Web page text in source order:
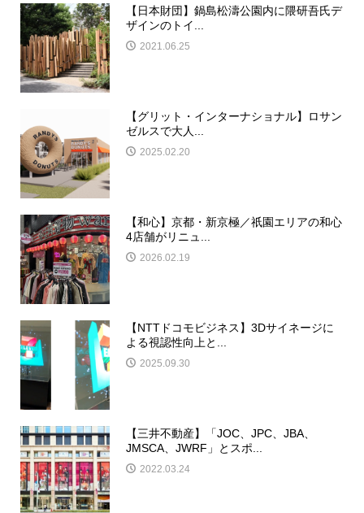
【日本財団】鍋島松濤公園内に隈研吾氏デ
ザインのトイ...
2021.06.25
【グリット・インターナショナル】ロサン
ゼルスで大人...
2025.02.20
【和心】京都・新京極／祇園エリアの和心
4店舗がリニュ...
2026.02.19
【NTTドコモビジネス】3Dサイネージに
よる視認性向上と...
2025.09.30
【三井不動産】「JOC、JPC、JBA、
JMSCA、JWRF」とスポ...
2022.03.24